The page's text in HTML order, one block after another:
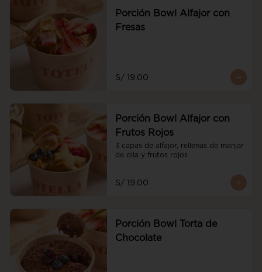
Porción Bowl Alfajor con
Fresas
S/ 19.00
Porción Bowl Alfajor con
Frutos Rojos
3 capas de alfajor, rellenas de manjar
de olla y frutos rojos
S/ 19.00
Porción Bowl Torta de
Chocolate